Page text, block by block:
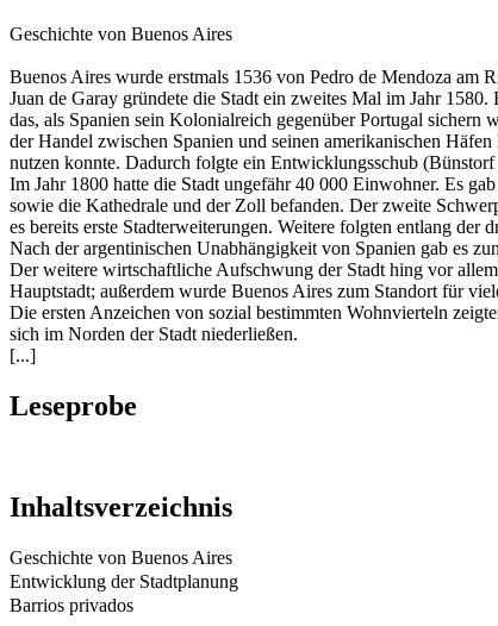
Geschichte von Buenos Aires
Buenos Aires wurde erstmals 1536 von Pedro de Mendoza am
Juan de Garay gründete die Stadt ein zweites Mal im Jahr
das, als Spanien sein Kolonialreich gegenüber Portugal
der Handel zwischen Spanien und seinen amerikanischen
nutzen konnte. Dadurch folgte ein Entwicklungsschub
Im Jahr 1800 hatte die Stadt ungefähr 40 000 Einwohner. Es
sowie die Kathedrale und der Zoll befanden. Der zweite
es bereits erste Stadterweiterungen. Weitere folgten entlang der
Nach der argentinischen Unabhängigkeit von Spanien gab es
Der weitere wirtschaftliche Aufschwung der Stadt hing vor
Hauptstadt; außerdem wurde Buenos Aires zum Standort für
Die ersten Anzeichen von sozial bestimmten Wohnvierteln
sich im Norden der Stadt niederließen.
[...]
Leseprobe
Inhaltsverzeichnis
Geschichte von Buenos Aires
Entwicklung der Stadtplanung
Barrios privados